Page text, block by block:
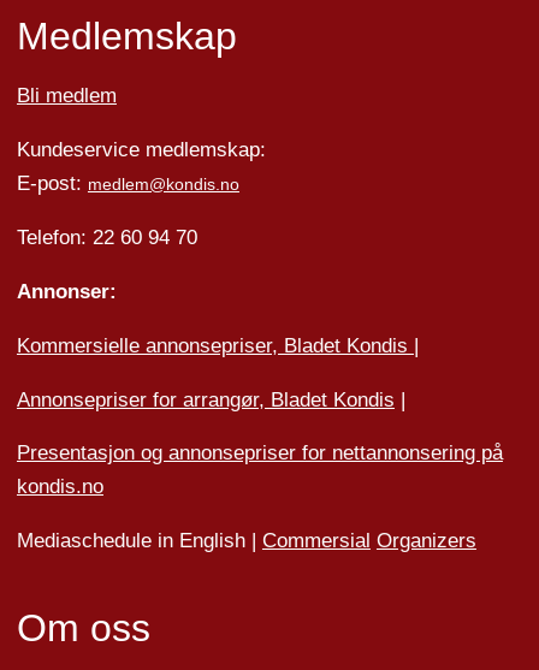
Medlemskap
Bli medlem
Kundeservice medlemskap:
E-post: medlem@kondis.no
Telefon: 22 60 94 70
Annonser:
Kommersielle annonsepriser, Bladet Kondis |
Annonsepriser for arrangør, Bladet Kondis |
Presentasjon og annonsepriser for nettannonsering på
kondis.no
Mediaschedule in English | Commersial Organizers
Om oss